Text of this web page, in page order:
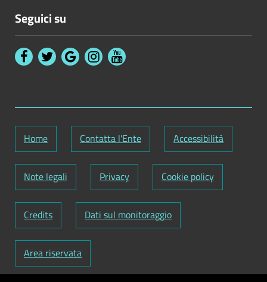
Seguici su
Home Contatta l'Ente Accessibilità
Note legali Privacy Cookie policy
Credits Dati sul monitoraggio
Area riservata